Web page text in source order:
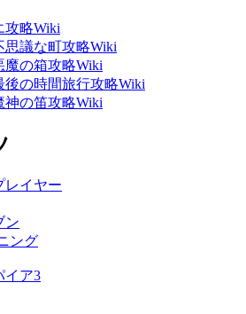
攻略Wiki
思議な町攻略Wiki
魔の箱攻略Wiki
後の時間旅行攻略Wiki
神の笛攻略Wiki
レイヤー
ン
ング
イア3